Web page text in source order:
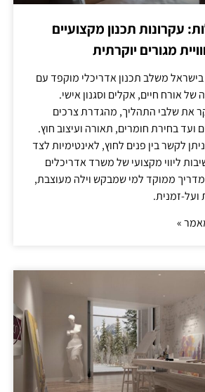
עקרונות תכנון מקצועיים
מגורים יוקרתית
בישראל משלב תכנון אדריכלי מוקפד עם
אורח חיים, אקלים וסגנון אישי.
את שלבי התהליך, מהגדרת צרכים
ועד בחירת חומרים, תאורה ועיצוב חוץ.
לקשר בין פנים לחוץ, לאינטימיות לצד
ליווי מקצועי של משרד אדריכלים
מדריך ממוקד למי שמבקש וילה מעוצבת,
ועל-זמנית.
»